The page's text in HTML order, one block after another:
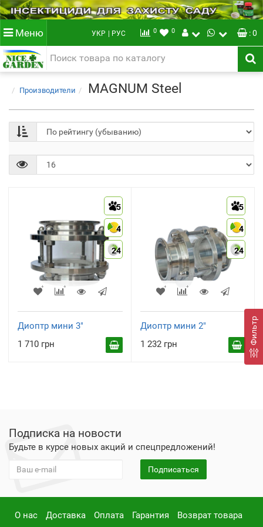
Меню УКР | РУС 0 0 : 0
Производители MAGNUM Steel
Фильтр
5
4
24
Диоптр мини 3"
1 710 грн
5
4
24
Диоптр мини 2"
1 232 грн
Подписка на новости
Будьте в курсе новых акций и спецпредложений!
Подписаться
О нас Доставка Оплата Гарантия Возврат товара